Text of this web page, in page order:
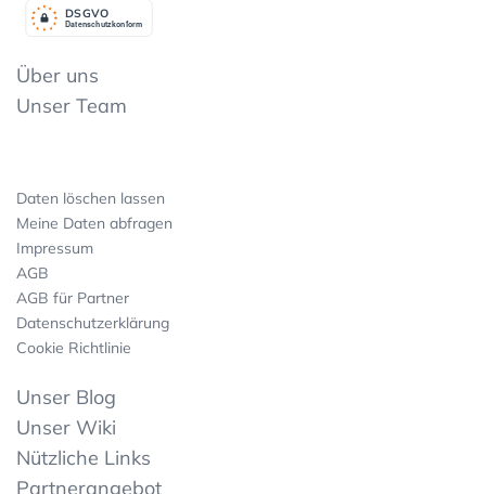
Datenschutzkonform
DSGVO
Über uns
Unser Team
Daten löschen lassen
Meine Daten abfragen
Impressum
AGB
AGB für Partner
Datenschutzerklärung
Cookie Richtlinie
Unser Blog
Unser Wiki
Nützliche Links
Partnerangebot